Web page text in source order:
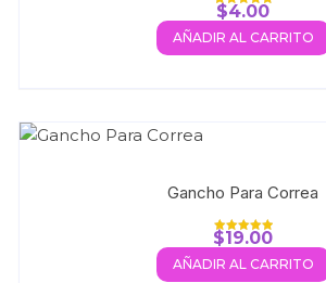
Valorado con
5.00
de 5
$4.00
AÑADIR AL CARRITO
Gancho Para Correa
Valorado con
5.00
de 5
$19.00
AÑADIR AL CARRITO